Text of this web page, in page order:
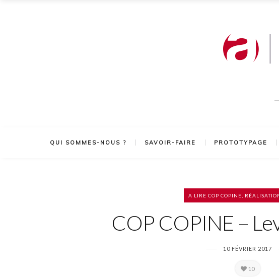
QUI SOMMES-NOUS ? SAVOIR-FAIRE PROTOTYPAGE
A LIRE COP COPINE
COP COPINE –
10 FÉVRIER 2017
10